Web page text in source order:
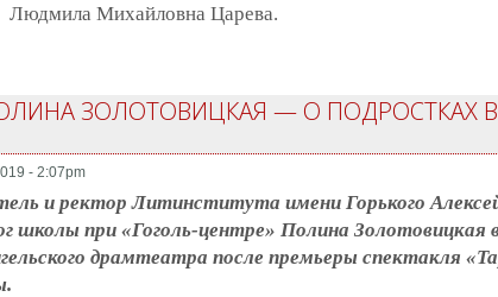
Людмила Михайловна Царева.
ЗОЛОТОВИЦКАЯ — О ПОДРОСТКАХ В
- 2:07pm
и ректор Литинститута имени Горького
школы при «Гоголь-центре» Полина
драмтеатра после премьеры спектакля